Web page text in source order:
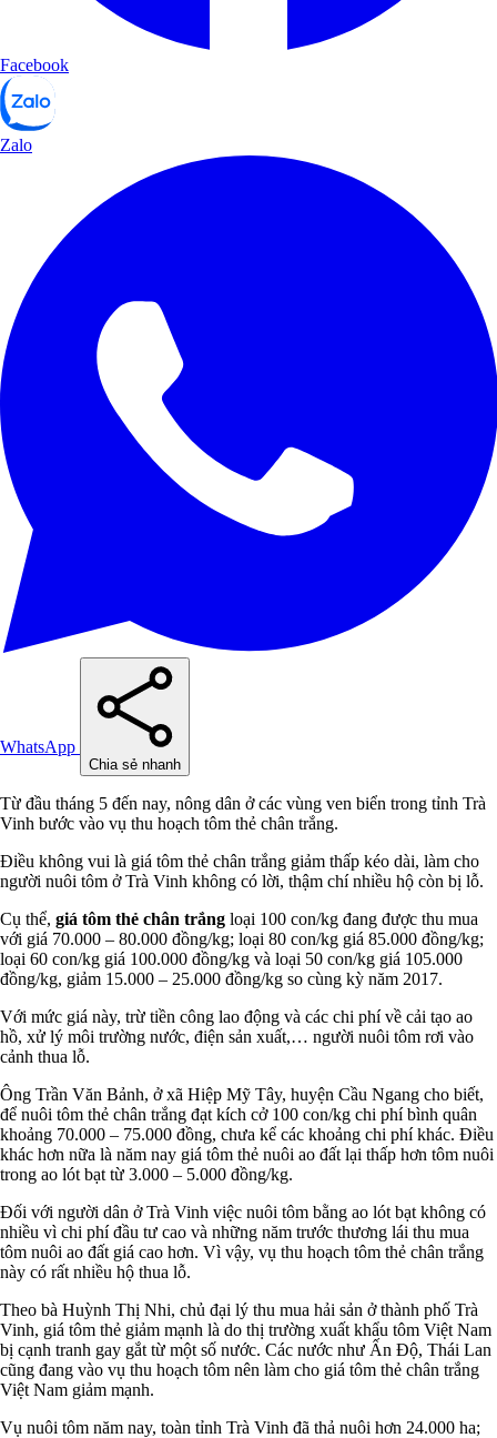
Facebook
Zalo
WhatsApp
Chia sẻ nhanh
Từ đầu tháng 5 đến nay, nông dân ở các vùng ven biển trong tỉnh Trà
Vinh bước vào vụ thu hoạch tôm thẻ chân trắng.
Điều không vui là giá tôm thẻ chân trắng giảm thấp kéo dài, làm cho
người nuôi tôm ở Trà Vinh không có lời, thậm chí nhiều hộ còn bị lỗ.
Cụ thể, giá tôm thẻ chân trắng loại 100 con/kg đang được thu mua
với giá 70.000 – 80.000 đồng/kg; loại 80 con/kg giá 85.000 đồng/kg;
loại 60 con/kg giá 100.000 đồng/kg và loại 50 con/kg giá 105.000
đồng/kg, giảm 15.000 – 25.000 đồng/kg so cùng kỳ năm 2017.
Với mức giá này, trừ tiền công lao động và các chi phí về cải tạo ao
hồ, xử lý môi trường nước, điện sản xuất,… người nuôi tôm rơi vào
cảnh thua lỗ.
Ông Trần Văn Bảnh, ở xã Hiệp Mỹ Tây, huyện Cầu Ngang cho biết,
để nuôi tôm thẻ chân trắng đạt kích cở 100 con/kg chi phí bình quân
khoảng 70.000 – 75.000 đồng, chưa kể các khoảng chi phí khác. Điều
khác hơn nữa là năm nay giá tôm thẻ nuôi ao đất lại thấp hơn tôm nuôi
trong ao lót bạt từ 3.000 – 5.000 đồng/kg.
Đối với người dân ở Trà Vinh việc nuôi tôm bằng ao lót bạt không có
nhiều vì chi phí đầu tư cao và những năm trước thương lái thu mua
tôm nuôi ao đất giá cao hơn. Vì vậy, vụ thu hoạch tôm thẻ chân trắng
này có rất nhiều hộ thua lỗ.
Theo bà Huỳnh Thị Nhi, chủ đại lý thu mua hải sản ở thành phố Trà
Vinh, giá tôm thẻ giảm mạnh là do thị trường xuất khẩu tôm Việt Nam
bị cạnh tranh gay gắt từ một số nước. Các nước như Ấn Độ, Thái Lan
cũng đang vào vụ thu hoạch tôm nên làm cho giá tôm thẻ chân trắng
Việt Nam giảm mạnh.
Vụ nuôi tôm năm nay, toàn tỉnh Trà Vinh đã thả nuôi hơn 24.000 ha;